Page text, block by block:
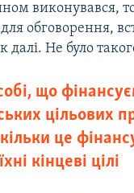
виконувався,
обговорення,
далі. Не було
що
цільових
це
кінцеві цілі